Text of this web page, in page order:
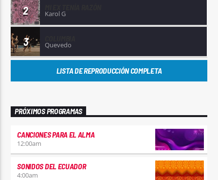
2 Karol G
3 Quevedo
LISTA DE REPRODUCCIÓN COMPLETA
PRÓXIMOS PROGRAMAS
CANCIONES PARA EL ALMA
12:00am
SONIDOS DEL ECUADOR
4:00am